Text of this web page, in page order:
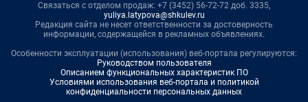
Связаться с отделом продаж: +7 (3452) 56-72-72 доб. 3335,
yuliya.latypova@shkulev.ru
Редакция сайта не несет ответственности за достоверность
информации, содержащейся в рекламных объявлениях.
Особенности эксплуатации (использования) веб-портала регулируются:
Руководством пользователя
Описанием функциональных характеристик ПО
Условиями использования веб-портала и политикой
конфиденциальности персональных данных